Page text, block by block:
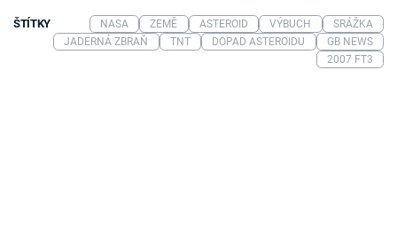
ŠTÍTKY NASA ZEMĚ ASTEROID VÝBUCH
SRÁŽKA
JADERNÁ ZBRAŇ
TNT DOPAD ASTEROIDU
GB NEWS
2007 FT3